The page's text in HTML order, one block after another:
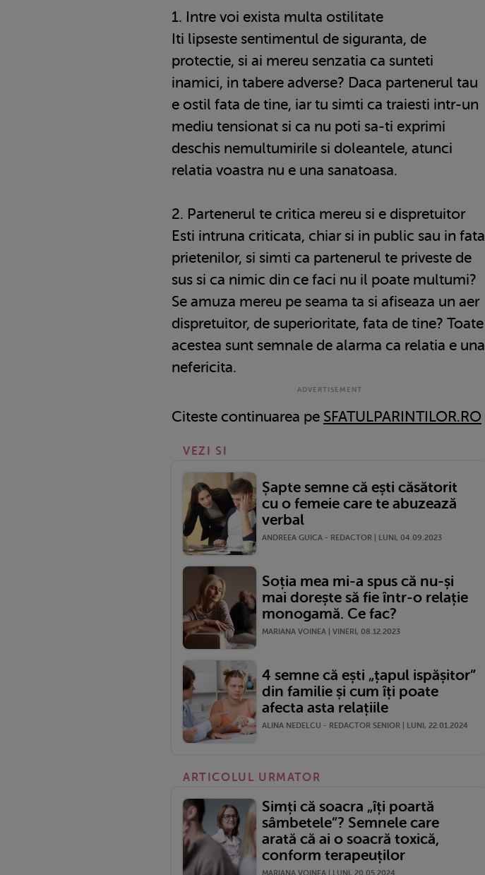
1. Intre voi exista multa ostilitate
Iti lipseste sentimentul de siguranta, de
protectie, si ai mereu senzatia ca sunteti
inamici, in tabere adverse? Daca partenerul tau
e ostil fata de tine, iar tu simti ca traiesti intr-un
mediu tensionat si ca nu poti sa-ti exprimi
deschis nemultumirile si doleantele, atunci
relatia voastra nu e una sanatoasa.
2. Partenerul te critica mereu si e dispretuitor
Esti intruna criticata, chiar si in public sau in fata
prietenilor, si simti ca partenerul te priveste de
sus si ca nimic din ce faci nu il poate multumi?
Se amuza mereu pe seama ta si afiseaza un aer
dispretuitor, de superioritate, fata de tine? Toate
acestea sunt semnale de alarma ca relatia e una
nefericita.
Citeste continuarea pe SFATULPARINTILOR.RO
VEZI SI
Șapte semne că ești căsătorit
cu o femeie care te abuzează
verbal
ANDREEA GUICA - REDACTOR | LUNI, 04.09.2023
Soția mea mi-a spus că nu-și
mai dorește să fie într-o relație
monogamă. Ce fac?
MARIANA VOINEA | VINERI, 08.12.2023
4 semne că ești „țapul ispășitor”
din familie și cum îți poate
afecta asta relațiile
ALINA NEDELCU - REDACTOR SENIOR | LUNI, 22.01.2024
ARTICOLUL URMATOR
Simți că soacra „îți poartă
sâmbetele”? Semnele care
arată că ai o soacră toxică,
conform terapeuților
MARIANA VOINEA | LUNI, 20.05.2024